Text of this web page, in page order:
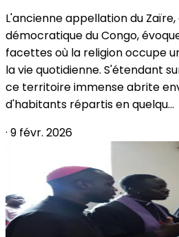
L'ancienne appellation du
démocratique du Congo,
facettes où la religion occupe
la vie quotidienne. S'étendant
ce territoire immense abrite
d'habitants répartis en quelqu...
· 9 févr. 2026